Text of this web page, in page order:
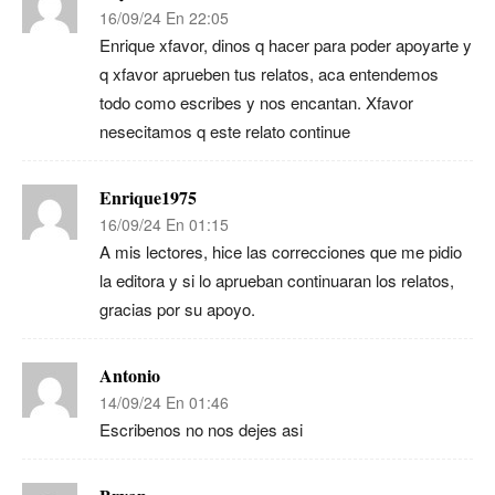
16/09/24 En 22:05
Enrique xfavor, dinos q hacer para poder apoyarte y
q xfavor aprueben tus relatos, aca entendemos
todo como escribes y nos encantan. Xfavor
nesecitamos q este relato continue
Enrique1975
16/09/24 En 01:15
A mis lectores, hice las correcciones que me pidio
la editora y si lo aprueban continuaran los relatos,
gracias por su apoyo.
Antonio
14/09/24 En 01:46
Escribenos no nos dejes asi